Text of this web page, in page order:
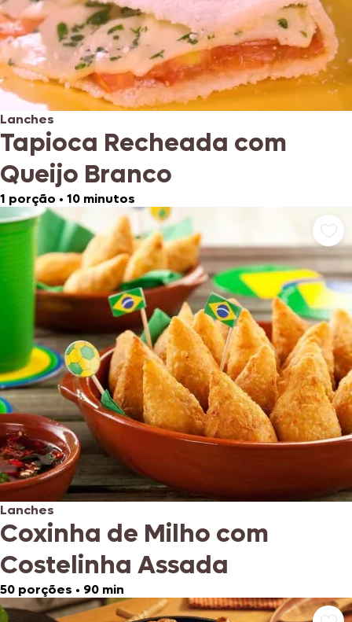
Lanches
Tapioca Recheada com
Queijo Branco
1 porção • 10 minutos
Lanches
Coxinha de Milho com
Costelinha Assada
50 porções • 90 min